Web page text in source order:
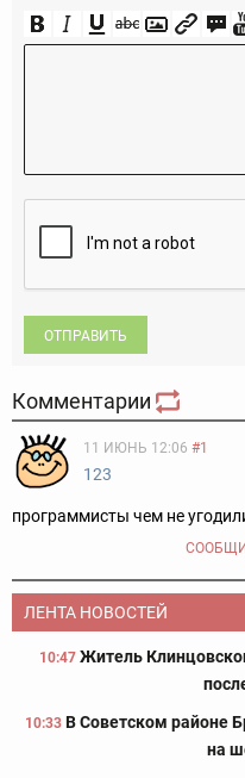
ОТПРАВИТЬ
Комментарии
11 ИЮНЬ 12:06 #1
123
программисты чем не
ЛЕНТА НОВОСТЕЙ
10:47 Житель
10:33 В Советском районе
на